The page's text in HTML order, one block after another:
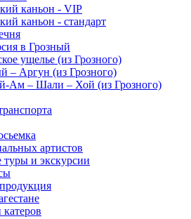
каньон - VIP
каньон - стандарт
в Грозный
ущелье (из Грозного)
– Аргун (из Грозного)
Ам – Шали – Хой (из Грозного)
артистов
туры и экскурсии